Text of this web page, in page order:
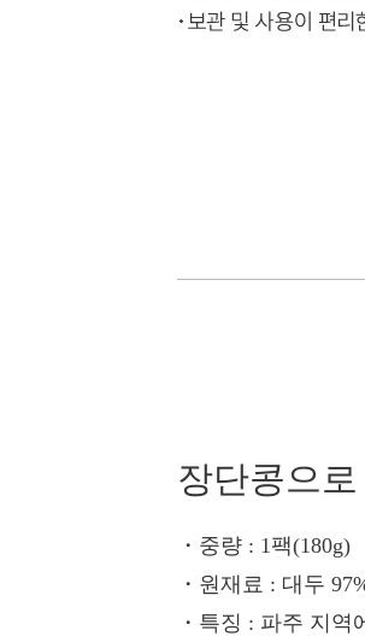
장단콩으
・중량 : 1팩(180g)
・원재료 : 대두
・특징 : 파주 지역